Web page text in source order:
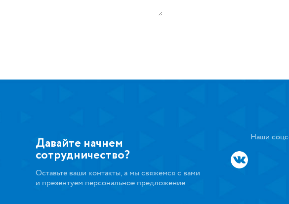
Давайте начнем
сотрудничество?
Оставьте ваши контакты, а мы свяжемся с вами
и презентуем персональное предложение
Наши